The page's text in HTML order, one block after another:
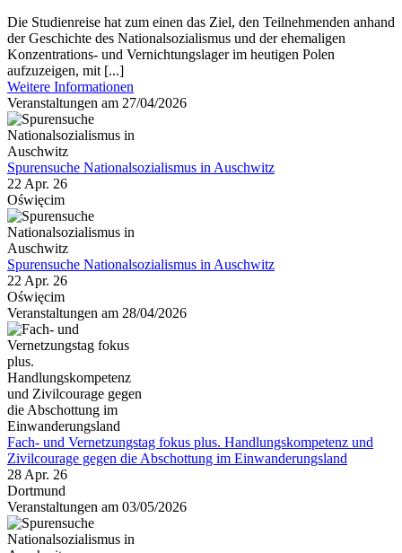
Die Studienreise hat zum einen das Ziel, den Teilnehmenden anhand
der Geschichte des Nationalsozialismus und der ehemaligen
Konzentrations- und Vernichtungslager im heutigen Polen
aufzuzeigen, mit [...]
Weitere Informationen
Veranstaltungen am 27/04/2026
Spurensuche Nationalsozialismus in Auschwitz
22 Apr. 26
Oświęcim
Spurensuche Nationalsozialismus in Auschwitz
22 Apr. 26
Oświęcim
Veranstaltungen am 28/04/2026
Fach- und Vernetzungstag fokus plus. Handlungskompetenz und
Zivilcourage gegen die Abschottung im Einwanderungsland
28 Apr. 26
Dortmund
Veranstaltungen am 03/05/2026